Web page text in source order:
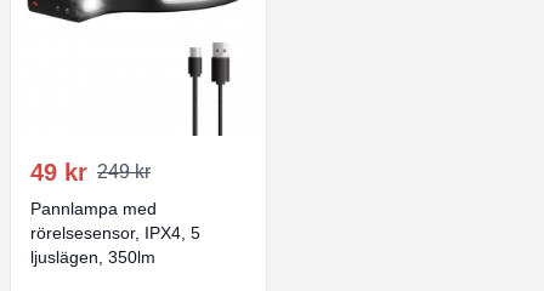
49 kr 249 kr
Pannlampa med
rörelsesensor, IPX4, 5
ljuslägen, 350lm